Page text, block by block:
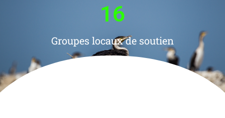
Groupes locaux de soutien
16